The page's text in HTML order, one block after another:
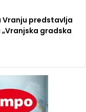
predstavlja
gradska